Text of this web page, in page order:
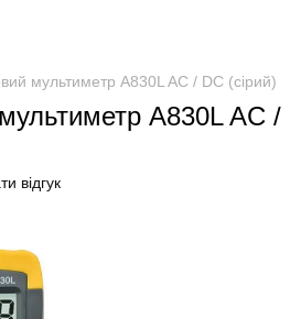
мультиметр A830L AC / DC (сірий)
A830L AC /
відгук